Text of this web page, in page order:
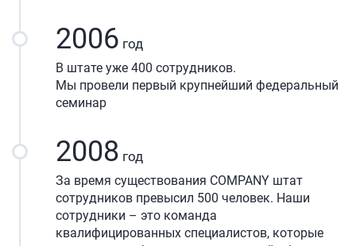
2006 год
В штате уже 400 сотрудников.
Мы провели первый крупнейший федеральный
семинар
2008 год
За время существования COMPANY штат
сотрудников превысил 500 человек. Наши
сотрудники – это команда
квалифицированных специалистов, которые